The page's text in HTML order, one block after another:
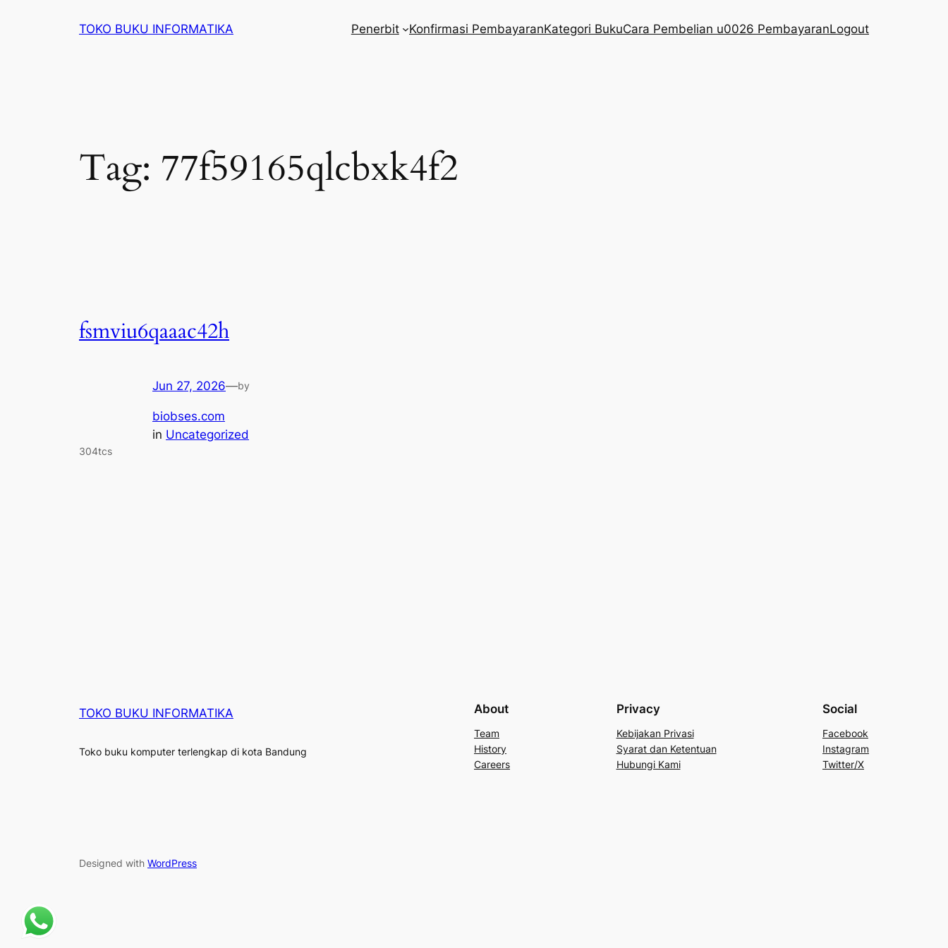
TOKO BUKU INFORMATIKA Penerbit Konfirmasi PembayaranKategori BukuCara Pembelian u0026 PembayaranLogout
Tag: 77f59165qlcbxk4f2
fsmviu6qaaac42h
Jun 27, 2026—by
biobses.com
in Uncategorized
304tcs
TOKO BUKU INFORMATIKA
Toko buku komputer terlengkap di kota Bandung
About
Team
History
Careers
Privacy
Kebijakan Privasi
Syarat dan Ketentuan
Hubungi Kami
Social
Facebook
Instagram
Twitter/X
Designed with WordPress